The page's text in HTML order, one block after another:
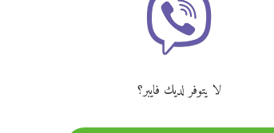
لا يتوفر لديك فايبر؟